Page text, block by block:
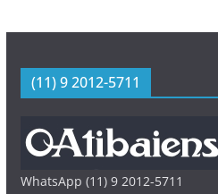
(11) 9 2012-5711
WhatsApp (11) 9 2012-5711